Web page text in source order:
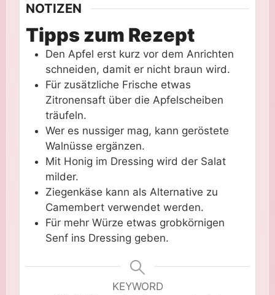
NOTIZEN
Tipps zum Rezept
Den Apfel erst kurz vor dem Anrichten
schneiden, damit er nicht braun wird.
Für zusätzliche Frische etwas
Zitronensaft über die Apfelscheiben
träufeln.
Wer es nussiger mag, kann geröstete
Walnüsse ergänzen.
Mit Honig im Dressing wird der Salat
milder.
Ziegenkäse kann als Alternative zu
Camembert verwendet werden.
Für mehr Würze etwas grobkörnigen
Senf ins Dressing geben.
KEYWORD